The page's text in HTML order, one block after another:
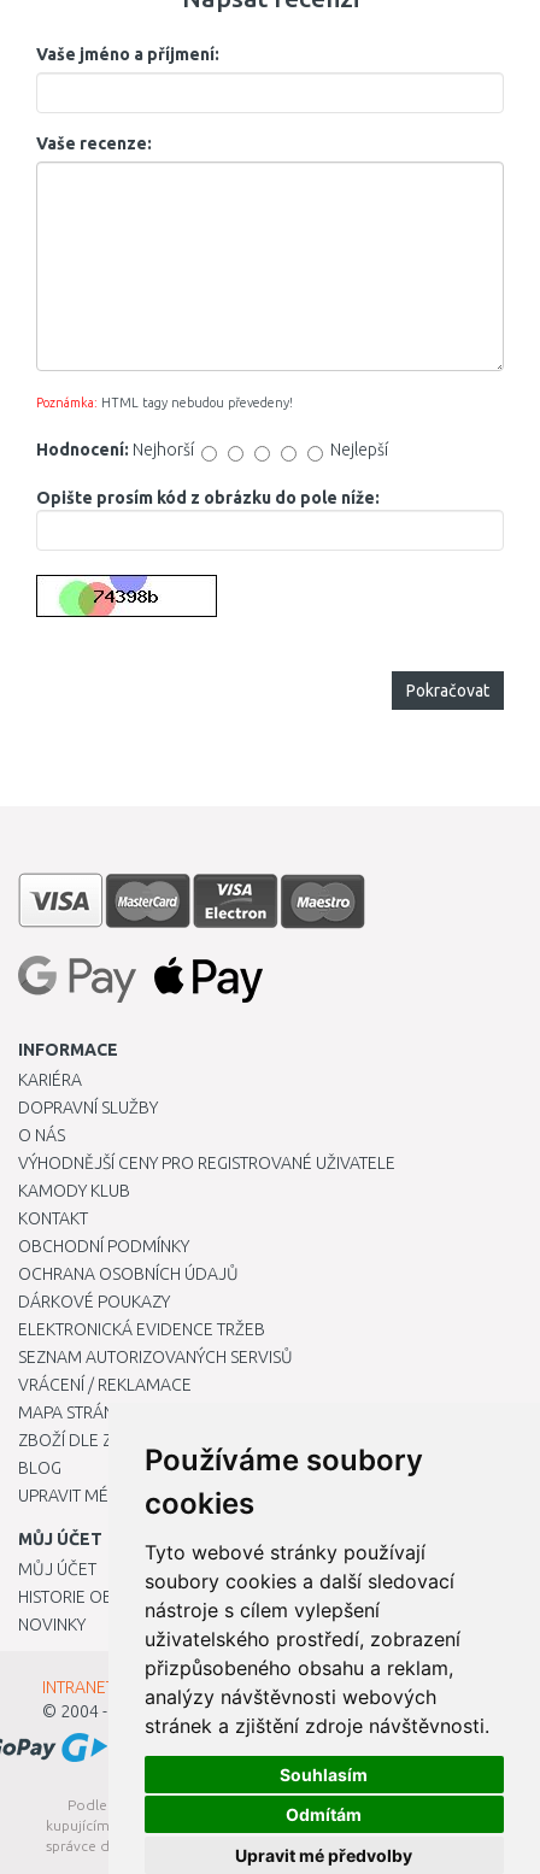
Používáme soubory
cookies
Tyto webové stránky používají
soubory cookies a další sledovací
nástroje s cílem vylepšení
uživatelského prostředí, zobrazení
přizpůsobeného obsahu a reklam,
analýzy návštěvnosti webových
stránek a zjištění zdroje návštěvnosti.
Souhlasím
Odmítám
Upravit mé předvolby
Vaše jméno a příjmení:
Vaše recenze:
Poznámka: HTML tagy nebudou převedeny!
Hodnocení: Nejhorší Nejlepší
Opište prosím kód z obrázku do pole níže:
Pokračovat
INFORMACE
KARIÉRA
DOPRAVNÍ SLUŽBY
O NÁS
VÝHODNĚJŠÍ CENY PRO REGISTROVANÉ UŽIVATELE
KAMODY KLUB
KONTAKT
OBCHODNÍ PODMÍNKY
OCHRANA OSOBNÍCH ÚDAJŮ
DÁRKOVÉ POUKAZY
ELEKTRONICKÁ EVIDENCE TRŽEB
SEZNAM AUTORIZOVANÝCH SERVISŮ
VRÁCENÍ / REKLAMACE
MAPA STRÁNKY
ZBOŽÍ DLE ZNAČEK
BLOG
UPRAVIT MÉ PŘEDVOLBY COOKIES
MŮJ ÚČET
MŮJ ÚČET
HISTORIE OBJEDNÁVEK
NOVINKY
INTRANET - Přihlášení pro zaměstnance
© 2004 - 2026
Kamody s.r.o.
Podle zákona o evidenci tržeb je prodávající povinen vystavit
kupujícímu účtenku. Zároveň je povinen zaevidovat přijatou tržbu u
správce daně online; v případě technického výpadku pak nejpozději
do 48 hodin.